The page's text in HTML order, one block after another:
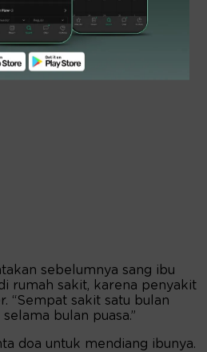
sebelumnya sang ibu
rumah sakit, karena penyakit
“Sempat sakit satu bulan
bulan puasa.”
doa untuk mendiang ibunya.